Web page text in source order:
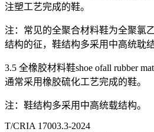
注塑工艺完成的鞋。
注：常见的全聚合材料鞋为全聚氯
结构的征，鞋结构多采用中高统耽结
3.5 全橡胶材料鞋shoe ofall rubber
通常采用橡胶硫化工艺完成的鞋。
注：鞋结构多采用中高统载结构。
T/CRIA 17003.3-2024